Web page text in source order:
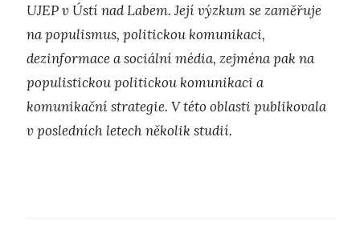
UJEP v Ústí nad Labem. Její výzkum se zaměřuje
na populismus, politickou komunikaci,
dezinformace a sociální média, zejména pak na
populistickou politickou komunikaci a
komunikační strategie. V této oblasti publikovala
v posledních letech několik studií.